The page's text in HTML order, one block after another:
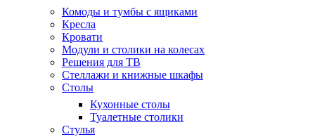
Комоды и тумбы с ящиками
Кресла
Кровати
Модули и столики на колесах
Решения для ТВ
Стеллажи и книжные шкафы
Столы
Кухонные столы
Туалетные столики
Стулья